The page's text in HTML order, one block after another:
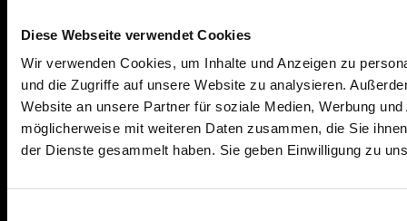
Diese Webseite verwendet Cookies
Wir verwenden Cookies, um Inhalte und Anzeigen zu
und die Zugriffe auf unsere Website zu analysieren.
Website an unsere Partner für soziale Medien, Werbung
möglicherweise mit weiteren Daten zusammen, die Sie
der Dienste gesammelt haben. Sie geben Einwilligung zu
ImpressumMissbrauch meldenAGBDatenschutz